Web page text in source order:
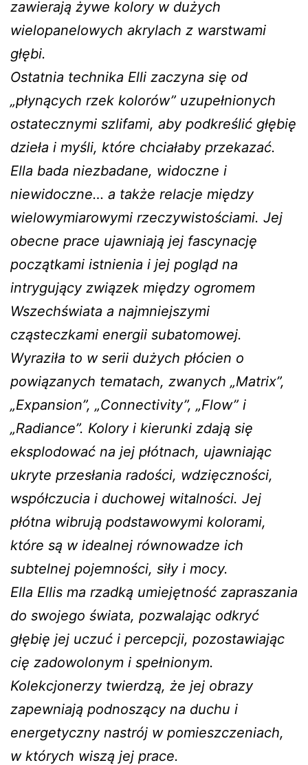
zawierają żywe kolory w dużych
wielopanelowych akrylach z warstwami
głębi.
Ostatnia technika Elli zaczyna się od
„płynących rzek kolorów” uzupełnionych
ostatecznymi szlifami, aby podkreślić głębię
dzieła i myśli, które chciałaby przekazać.
Ella bada niezbadane, widoczne i
niewidoczne… a także relacje między
wielowymiarowymi rzeczywistościami. Jej
obecne prace ujawniają jej fascynację
początkami istnienia i jej pogląd na
intrygujący związek między ogromem
Wszechświata a najmniejszymi
cząsteczkami energii subatomowej.
Wyraziła to w serii dużych płócien o
powiązanych tematach, zwanych „Matrix”,
„Expansion”, „Connectivity”, „Flow” i
„Radiance”. Kolory i kierunki zdają się
eksplodować na jej płótnach, ujawniając
ukryte przesłania radości, wdzięczności,
współczucia i duchowej witalności. Jej
płótna wibrują podstawowymi kolorami,
które są w idealnej równowadze ich
subtelnej pojemności, siły i mocy.
Ella Ellis ma rzadką umiejętność zapraszania
do swojego świata, pozwalając odkryć
głębię jej uczuć i percepcji, pozostawiając
cię zadowolonym i spełnionym.
Kolekcjonerzy twierdzą, że jej obrazy
zapewniają podnoszący na duchu i
energetyczny nastrój w pomieszczeniach,
w których wiszą jej prace.